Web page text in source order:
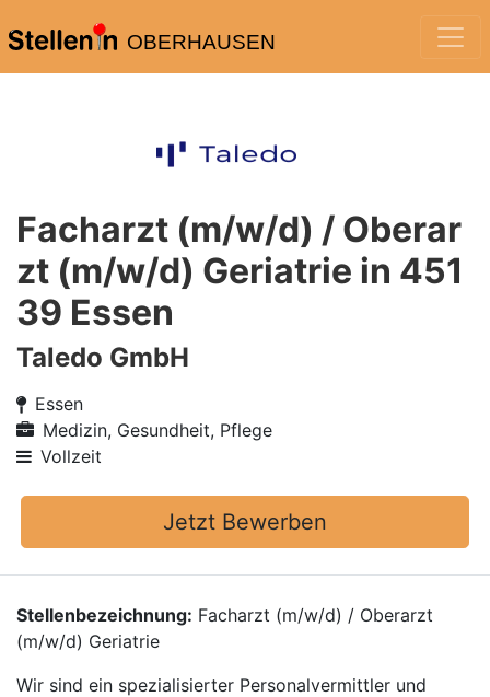
OBERHAUSEN
Facharzt (m/w/d) / Oberar
zt (m/w/d) Geriatrie in 451
39 Essen
Taledo GmbH
Essen
Medizin, Gesundheit, Pflege
Vollzeit
Jetzt Bewerben
Stellenbezeichnung: Facharzt (m/w/d) / Oberarzt
(m/w/d) Geriatrie
Wir sind ein spezialisierter Personalvermittler und